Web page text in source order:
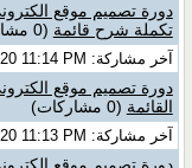
دورة تصميم موقع
تكملة شرح قائمة (0 مشاركات)
آخر مشاركة: admin, 02-13-2020 11:14 PM
دورة تصميم موقع
القائمة (0 مشاركات)
آخر مشاركة: admin, 02-13-2020 11:13 PM